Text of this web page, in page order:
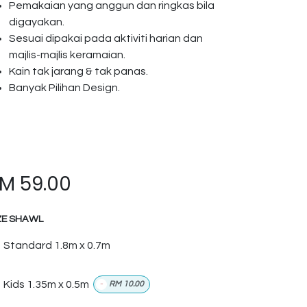
Pemakaian yang anggun dan ringkas bila
digayakan.
Sesuai dipakai pada aktiviti harian dan
majlis-majlis keramaian.
Kain tak jarang & tak panas.
Banyak Pilihan Design.
59.00
SHAWL
Standard 1.8m x 0.7m
Kids 1.35m x 0.5m - RM 10.00